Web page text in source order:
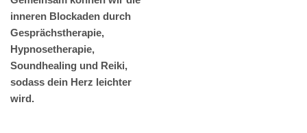
inneren Blockaden durch
Gesprächstherapie,
Hypnosetherapie,
Soundhealing und Reiki,
sodass dein Herz leichter
wird.